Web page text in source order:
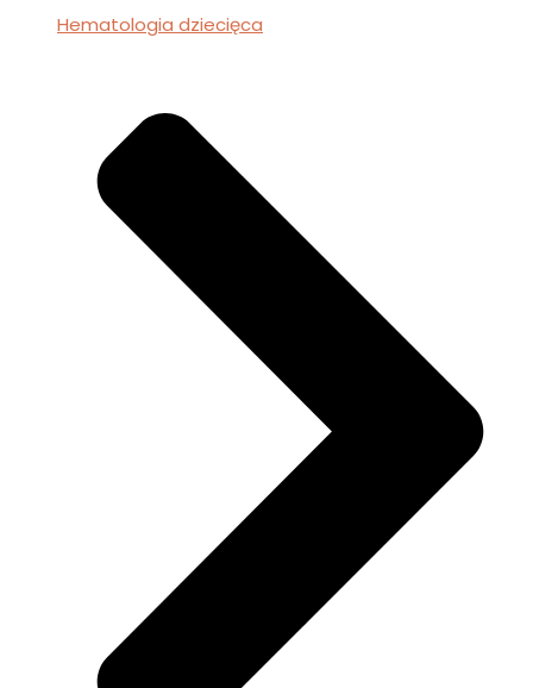
Hematologia dziecięca